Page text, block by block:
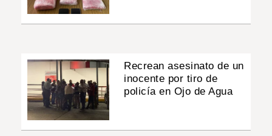
Recrean asesinato de un
inocente por tiro de
policía en Ojo de Agua